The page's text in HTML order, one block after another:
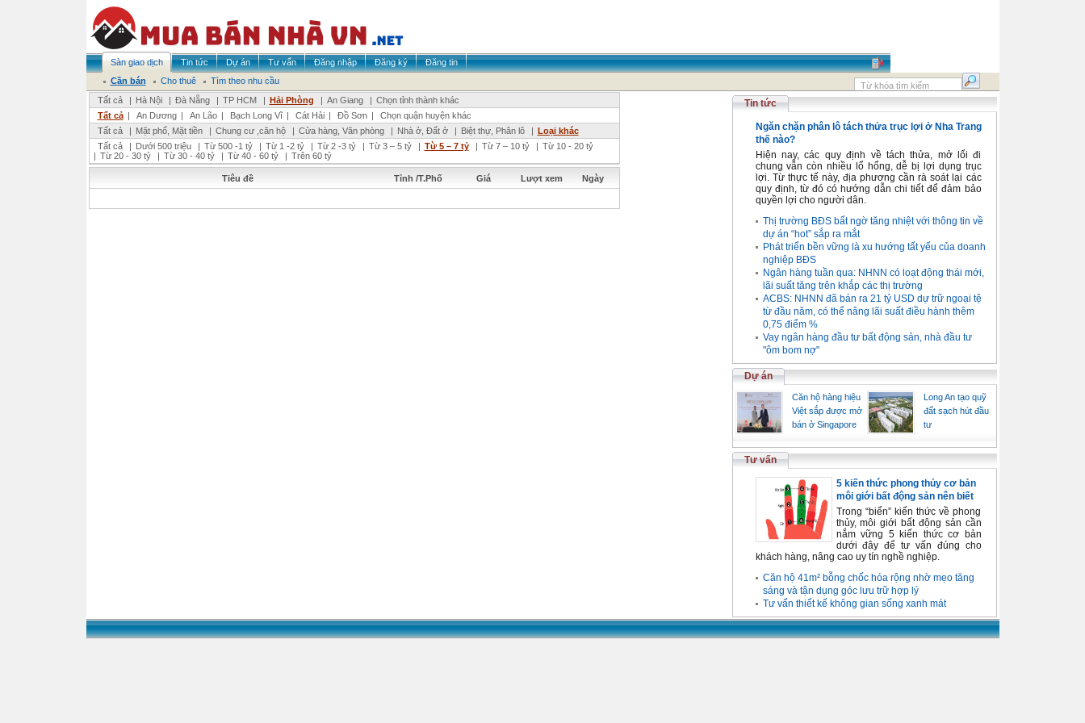
Sàn giao dịch Tin tức Dự án Tư vấn Đăng nhập Đăng ký
Đăng tin
Cần bán
Cho thuê
Tìm theo nhu cầu
Tất cả
| Hà Nội | Đà Nẵng | TP HCM | Hải Phòng | An Giang | Chọn tỉnh thành khác
Tất cả | An Dương | An Lão | Bạch Long Vĩ | Cát Hải | Đồ Sơn |
Chọn quận huyện khác
Tất cả
| Mặt phố, Mặt tiền | Chung cư ,căn hộ | Cửa hàng, Văn phòng | Nhà ở, Đất ở | Biệt thự, Phân lô | Loại khác
Tất cả
| Dưới 500 triệu | Từ 500 -1 tỷ | Từ 1 -2 tỷ | Từ 2 -3 tỷ | Từ 3 – 5 tỷ | Từ 5 – 7 tỷ | Từ 7 – 10 tỷ | Từ 10 - 20 tỷ
| Từ 20 - 30 tỷ | Từ 30 - 40 tỷ | Từ 40 - 60 tỷ | Trên 60 tỷ
Tiêu đề Tỉnh /T.Phố Giá Lượt xem Ngày
Tin tức
Ngăn chặn phân lô tách thửa trục lợi ở Nha Trang
thế nào?
Hiện nay, các quy định về tách thửa, mở lối đi
chung vẫn còn nhiều lổ hổng, dễ bị lợi dụng trục
lợi. Từ thực tế này, địa phương cần rà soát lại các
quy định, từ đó có hướng dẫn chi tiết để đảm bảo
quyền lợi cho người dân.
Thị trường BĐS bất ngờ tăng nhiệt với thông tin về
dự án “hot” sắp ra mắt
Phát triển bền vững là xu hướng tất yếu của doanh
nghiệp BĐS
Ngân hàng tuần qua: NHNN có loạt động thái mới,
lãi suất tăng trên khắp các thị trường
ACBS: NHNN đã bán ra 21 tỷ USD dự trữ ngoại tệ
từ đầu năm, có thể nâng lãi suất điều hành thêm
0,75 điểm %
Vay ngân hàng đầu tư bất động sản, nhà đầu tư
"ôm bom nợ"
Dự án
Căn hộ hàng hiệu
Việt sắp được mở
bán ở Singapore
Long An tạo quỹ
đất sạch hút đầu
tư
Tư vấn
5 kiến thức phong thủy cơ bản
môi giới bất động sản nên biết
Trong “biển” kiến thức về phong
thủy, môi giới bất động sản cần
nắm vững 5 kiến thức cơ bản
dưới đây để tư vấn đúng cho
khách hàng, nâng cao uy tín nghề nghiệp.
Căn hộ 41m² bỗng chốc hóa rộng nhờ mẹo tăng
sáng và tận dụng góc lưu trữ hợp lý
Tư vấn thiết kế không gian sống xanh mát